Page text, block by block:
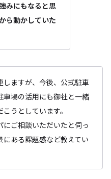
みにもなると思
ら動かしていた
しますが、今後、公式駐車
車場の活用にも御社と一緒
うとしています。
ご相談いただいたと伺っ
にある課題感など教えてい